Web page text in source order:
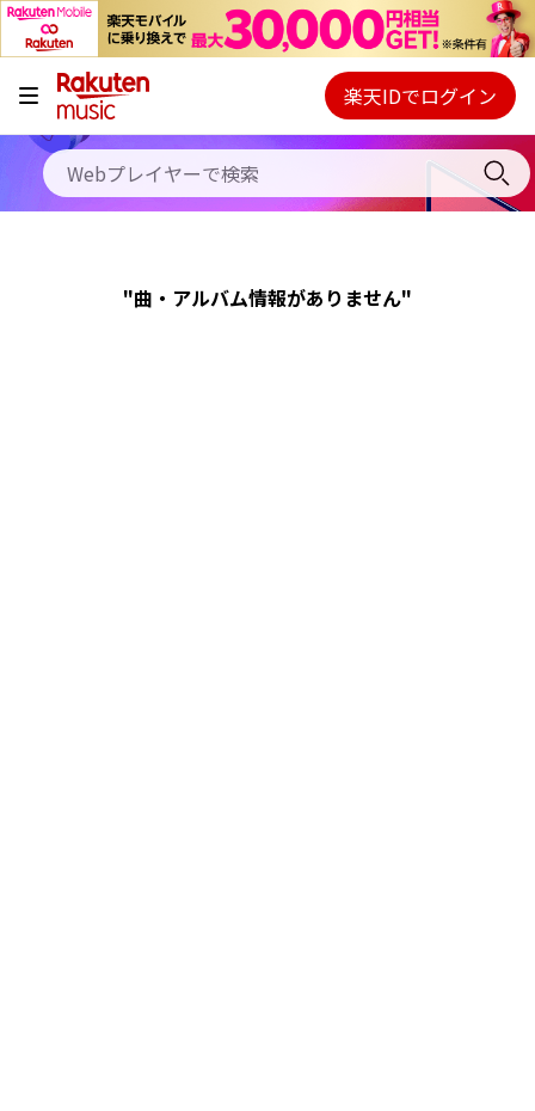
キャンペーン
料金プラン
使い方
初回30日間無料お試し
Webプレイヤー
ご契約内容の確認・変更
楽天IDでログイン
"曲・アルバム情報がありません"